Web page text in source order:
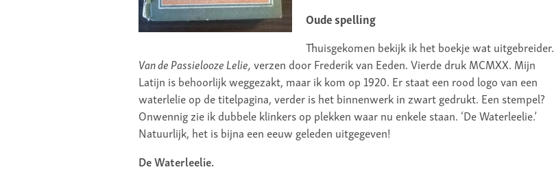
Oude spelling
Thuisgekomen bekijk ik het boekje wat uitgebreider.
Van de Passielooze Lelie,verzen door Frederik van Eeden. Vierde druk MCMXX. Mijn
Latijn is behoorlijk weggezakt, maar ik kom op 1920. Er staat een rood logo van een
waterlelie op de titelpagina, verder is het binnenwerk in zwart gedrukt. Een stempel?
Onwennig zie ik dubbele klinkers op plekken waar nu enkele staan. ‘De Waterleelie.’
Natuurlijk, het is bijna een eeuw geleden uitgegeven!
De Waterleelie.